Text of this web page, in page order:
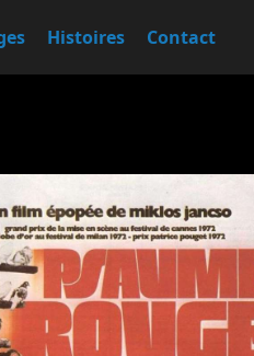
Histoires Contact